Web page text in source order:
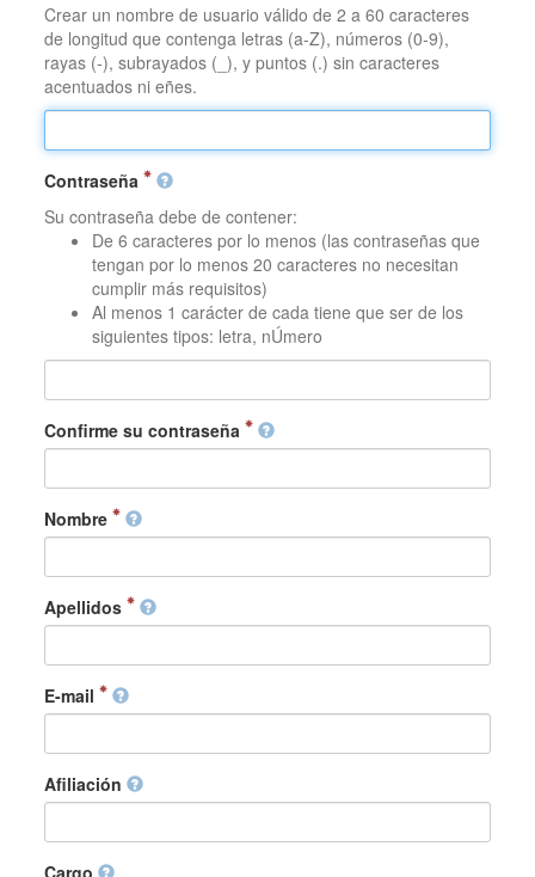
Crear un nombre de usuario válido de 2 a 60 caracteres
de longitud que contenga letras (a-Z), números (0-9),
rayas (-), subrayados (_), y puntos (.) sin caracteres
acentuados ni eñes.
Contraseña
Su contraseña debe de contener:
De 6 caracteres por lo menos (las contraseñas que
tengan por lo menos 20 caracteres no necesitan
cumplir más requisitos)
Al menos 1 carácter de cada tiene que ser de los
siguientes tipos: letra, nÚmero
Confirme su contraseña
Nombre
Apellidos
E-mail
Afiliación
Cargo